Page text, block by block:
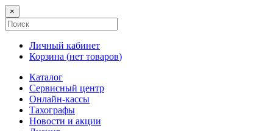
×
Личный кабинет
Корзина (нет товаров)
Каталог
Сервисный центр
Онлайн-кассы
Тахографы
Новости и акции